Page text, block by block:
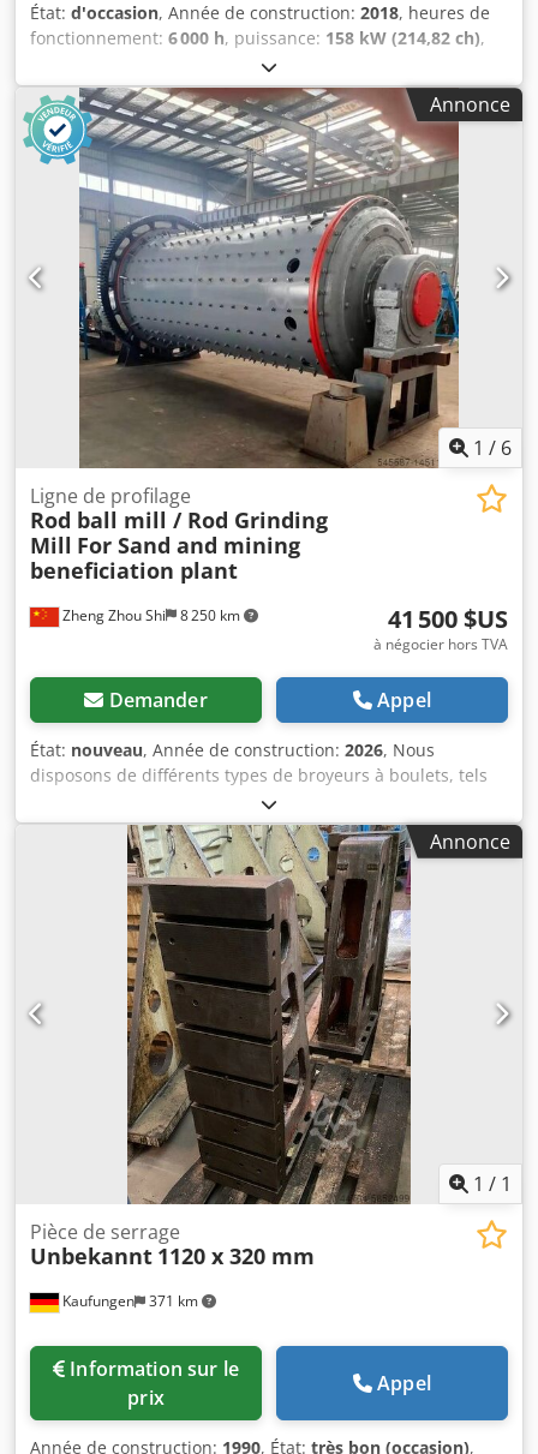
État: d'occasion, Année de construction: 2018, heures de
fonctionnement: 6 000 h, puissance: 158 kW (214,82 ch),
600/60R30
650/75R38, Équipement:frein à air comprimé,
Équipement : / Installation pneumatique à 2 circuits, bras
supérieur / hydraulique (arrière), préparation pour
système de / guidage automatique, distributeur double
effet (4x), / phares de travail avant (6x), phares de travail /
arrière (8 ou plus), transmission intégrale, attelage
automatique. Dkedpfx Aou Ezhleiier
Annonce
1 / 6
Zheng Zhou Shi 8 250 km
Ligne de profilage
Rod ball mill / Rod Grinding
Mill For Sand and mining
beneficiation plant
41 500 $US
à négocier hors TVA
Demander Appel
État: nouveau, Année de construction: 2026, Nous
disposons de différents types de broyeurs à boulets, tels
que les broyeurs à boulets discontinus, les broyeurs à
barres, les broyeurs à boulets pour ciment, les broyeurs à
boulets pour mines. N'hésitez pas à contacter notre
équipe pour obtenir de plus amples informations en
fonction de vos besoins spécifiques. Dedpfjq I Nw Ijx Aiiekr
Annonce
1 / 1
Kaufungen 371 km
Pièce de serrage
Unbekannt 1120 x 320 mm
prix
Appel
Année de construction: 1990, État: très bon (occasion),